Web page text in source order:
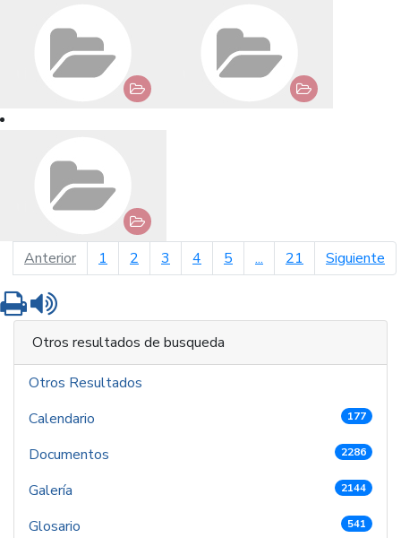
Anteriorpágina anterior
1 2 3 4 5 ... 21 Siguiente
Imprimir
Otros resultados de busqueda
Otros Resultados
Calendario
177
Documentos 2286
Galería 2144
Glosario 541